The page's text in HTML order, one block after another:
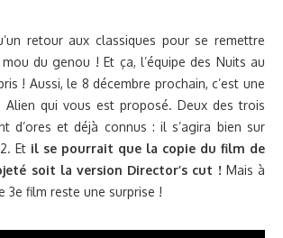
retour aux classiques pour se remettre
mou du genou ! Et ça, l’équipe des Nuits au
! Aussi, le 8 décembre prochain, c’est une
qui vous est proposé. Deux des trois
d’ores et déjà connus : il s’agira bien sur
Et il se pourrait que la copie du film de
soit la version Director’s cut ! Mais à
3e film reste une surprise !